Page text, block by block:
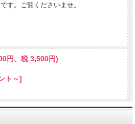
す。ご覧くださいませ。
円、税 3,500円)
ト～]